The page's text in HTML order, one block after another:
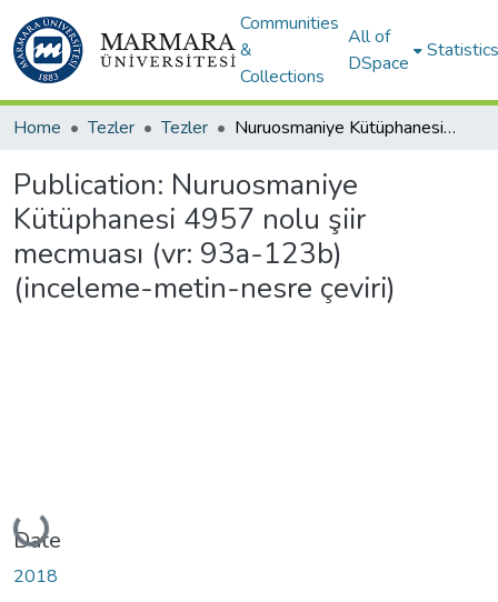
Communities
&
Collections
All of
DSpace
Statistics
Home Tezler Tezler Nuruosmaniye Kütüphanesi 4957 nolu şiir mecmuası (vr: 93a-123b) (inceleme-metin-nesre çeviri)
Publication: Nuruosmaniye
Kütüphanesi 4957 nolu şiir
mecmuası (vr: 93a-123b)
(inceleme-metin-nesre çeviri)
Loading...
Date
2018